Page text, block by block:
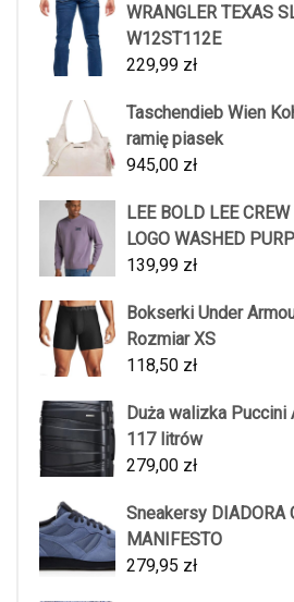
WRANGLER TEXAS
W12ST112E
229,99 zł
Taschendieb Wien
ramię piasek
945,00 zł
LEE BOLD LEE
LOGO WASHED
139,99 zł
Bokserki Under
Rozmiar XS
118,50 zł
Duża walizka Puccini
117 litrów
279,00 zł
Sneakersy DIADORA
MANIFESTO
279,95 zł